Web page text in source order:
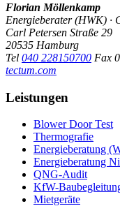
Florian Möllenkamp
Energieberater (HWK) ·
Carl Petersen Straße 29
20535 Hamburg
Tel 040 228150700 Fax
tectum.com
Leistungen
Blower Door Test
Thermografie
Energieberatung
Energieberatung
QNG-Audit
KfW-
Mietgeräte